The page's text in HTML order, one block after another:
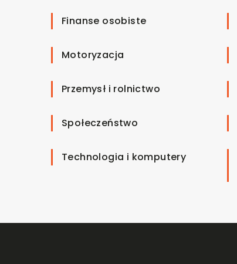
Finanse osobiste
Motoryzacja
Przemysł i rolnictwo
Społeczeństwo
Technologia i komputery